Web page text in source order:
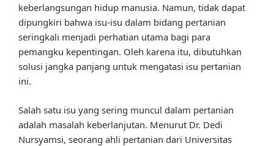
keberlangsungan hidup manusia. Namun, tidak dapat
dipungkiri bahwa isu-isu dalam bidang pertanian
seringkali menjadi perhatian utama bagi para
pemangku kepentingan. Oleh karena itu, dibutuhkan
solusi jangka panjang untuk mengatasi isu pertanian
ini.
Salah satu isu yang sering muncul dalam pertanian
adalah masalah keberlanjutan. Menurut Dr. Dedi
Nursyamsi, seorang ahli pertanian dari Universitas